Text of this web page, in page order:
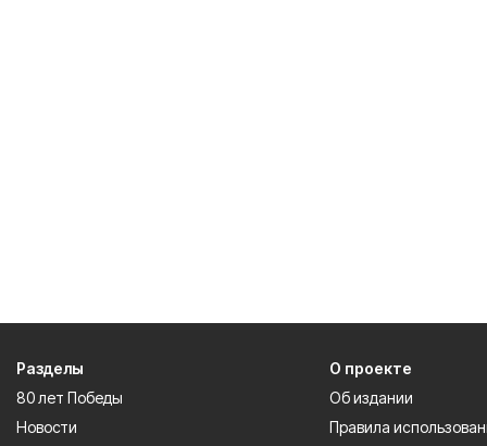
Разделы
80 лет Победы
Новости
О проекте
Об издании
Правила